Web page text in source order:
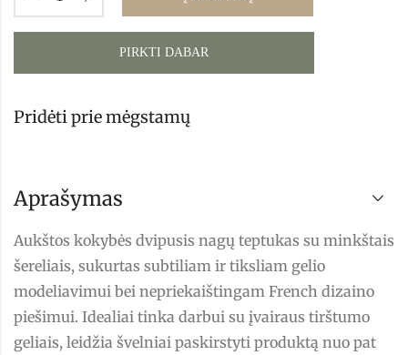
PIRKTI DABAR
Pridėti prie mėgstamų
Aprašymas
Aukštos kokybės dvipusis nagų teptukas su minkštais
šereliais, sukurtas subtiliam ir tiksliam gelio
modeliavimui bei nepriekaištingam French dizaino
piešimui. Idealiai tinka darbui su įvairaus tirštumo
geliais, leidžia švelniai paskirstyti produktą nuo pat